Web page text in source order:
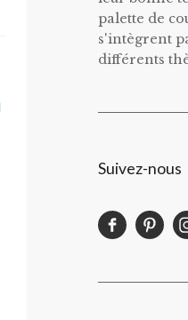
palette de
s'intègrent
différents
Suivez-nous